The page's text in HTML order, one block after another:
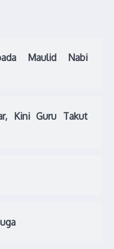
Maulid Nabi
Kini Guru Takut